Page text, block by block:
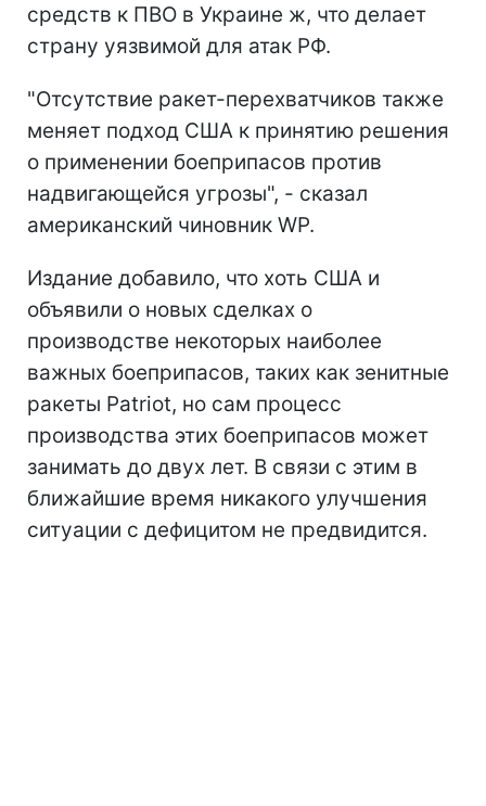
средств к ПВО в Украине ж, что делает
страну уязвимой для атак РФ.
"Отсутствие ракет-перехватчиков также
меняет подход США к принятию решения
о применении боеприпасов против
надвигающейся угрозы", - сказал
американский чиновник WP.
Издание добавило, что хоть США и
объявили о новых сделках о
производстве некоторых наиболее
важных боеприпасов, таких как зенитные
ракеты Patriot, но сам процесс
производства этих боеприпасов может
занимать до двух лет. В связи с этим в
ближайшие время никакого улучшения
ситуации с дефицитом не предвидится.